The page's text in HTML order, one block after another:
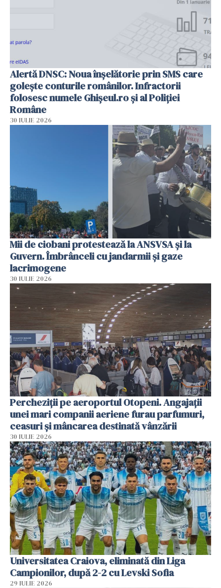
Alertă DNSC: Noua înșelătorie prin SMS care
golește conturile românilor. Infractorii
folosesc numele Ghișeul.ro și al Poliției
Române
30 IULIE 2026
Mii de ciobani protestează la ANSVSA și la
Guvern. Îmbrânceli cu jandarmii și gaze
lacrimogene
30 IULIE 2026
Percheziții pe aeroportul Otopeni. Angajații
unei mari companii aeriene furau parfumuri,
ceasuri și mâncarea destinată vânzării
30 IULIE 2026
Universitatea Craiova, eliminată din Liga
Campionilor, după 2-2 cu Levski Sofia
29 IULIE 2026